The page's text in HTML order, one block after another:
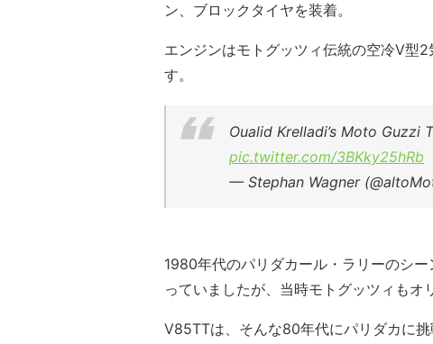
ン、ブロックタイヤを装着。
エンジンはモトグッツィ伝統の空冷V型
す。
Oualid Krelladi’s Moto Guzzi
pic.twitter.com/3BKky25hRb
— Stephan Wagner
1980年代のパリダカール・ラリーのシ
っていましたが、当時モトグッツィもオ
V85TTは、そんな80年代にパリダカに